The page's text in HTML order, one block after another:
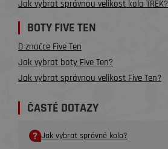
Jak vybrat správnou velikost kola TREK?
BOTY FIVE TEN
O značce Five Ten
Jak vybrat boty Five Ten?
Jak vybrat správnou velikost Five Ten?
ČASTÉ DOTAZY
Jak vybrat správné kolo?